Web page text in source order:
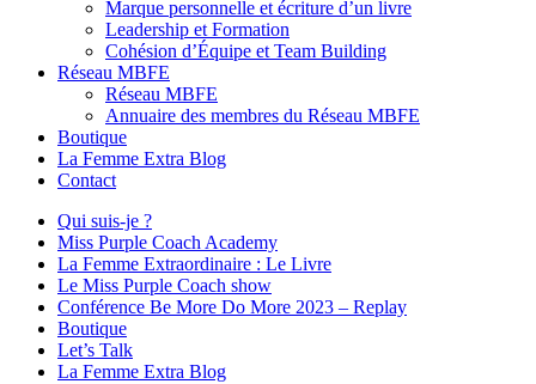
Marque personnelle et écriture d’un livre
Leadership et Formation
Cohésion d’Équipe et Team Building
Réseau MBFE
Réseau MBFE
Annuaire des membres du Réseau MBFE
Boutique
La Femme Extra Blog
Contact
Qui suis-je ?
Miss Purple Coach Academy
La Femme Extraordinaire : Le Livre
Le Miss Purple Coach show
Conférence Be More Do More 2023 – Replay
Boutique
Let’s Talk
La Femme Extra Blog